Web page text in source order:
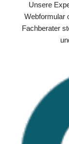
Unsere
Webformular
Fachberater